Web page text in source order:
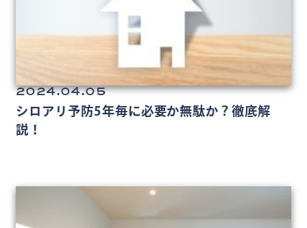
2024.04.05
シロアリ予防5年毎に必要か無駄か？徹底解
説！